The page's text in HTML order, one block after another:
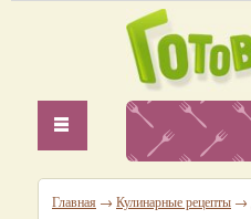
Главная → Кулинарные рецепты →